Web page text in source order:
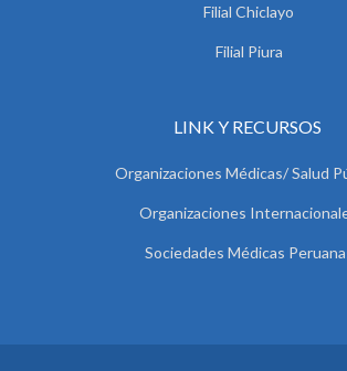
Filial Chiclayo
Filial Piura
LINK Y RECURSOS
Organizaciones Médicas/ Salud
Organizaciones
Sociedades Médicas